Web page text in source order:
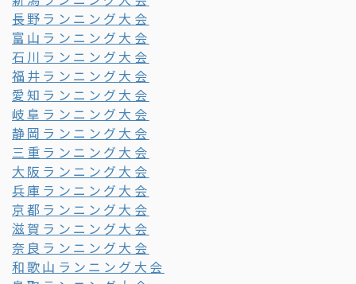
長野ランニング大会
富山ランニング大会
石川ランニング大会
福井ランニング大会
愛知ランニング大会
岐阜ランニング大会
静岡ランニング大会
三重ランニング大会
大阪ランニング大会
兵庫ランニング大会
京都ランニング大会
滋賀ランニング大会
奈良ランニング大会
和歌山ランニング大会